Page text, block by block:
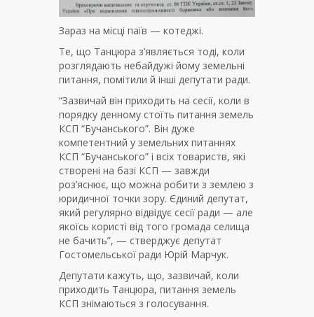
Зараз на місці паїв — котеджі.
Те, що Танцюра з’являється тоді, коли
розглядають небайдужі йому земельні
питання, помітили й інші депутати ради.
“Зазвичай він приходить на сесії, коли в
порядку денному стоїть питання земель
КСП “Бучанського”. Він дуже
компетентний у земельних питаннях
КСП “Бучанського” і всіх товариств, які
створені на базі КСП — завжди
роз’яснює, що можна робити з землею з
юридичної точки зору. Єдиний депутат,
який регулярно відвідує сесії ради — але
якоїсь користі від того громада селища
не бачить”, — стверджує депутат
Гостомельської ради Юрій Марчук.
Депутати кажуть, що, зазвичай, коли
приходить Танцюра, питання земель
КСП знімаються з голосування.